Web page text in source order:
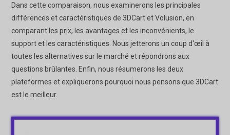
Dans cette comparaison, nous examinerons les principales
différences et caractéristiques de 3DCart et Volusion, en
comparant les prix, les avantages et les inconvénients, le
support et les caractéristiques. Nous jetterons un coup d'œil à
toutes les alternatives sur le marché et répondrons aux
questions brûlantes. Enfin, nous résumerons les deux
plateformes et expliquerons pourquoi nous pensons que 3DCart
est le meilleur.